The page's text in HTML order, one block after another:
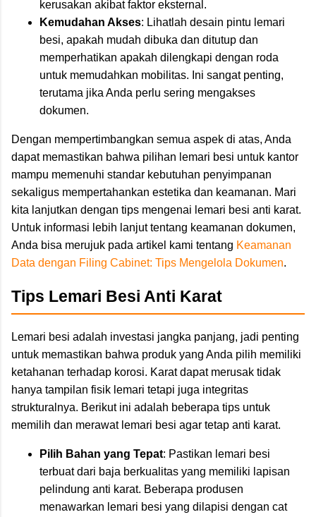
kerusakan akibat faktor eksternal.
Kemudahan Akses: Lihatlah desain pintu lemari
besi, apakah mudah dibuka dan ditutup dan
memperhatikan apakah dilengkapi dengan roda
untuk memudahkan mobilitas. Ini sangat penting,
terutama jika Anda perlu sering mengakses
dokumen.
Dengan mempertimbangkan semua aspek di atas, Anda
dapat memastikan bahwa pilihan lemari besi untuk kantor
mampu memenuhi standar kebutuhan penyimpanan
sekaligus mempertahankan estetika dan keamanan. Mari
kita lanjutkan dengan tips mengenai lemari besi anti karat.
Untuk informasi lebih lanjut tentang keamanan dokumen,
Anda bisa merujuk pada artikel kami tentang Keamanan
Data dengan Filing Cabinet: Tips Mengelola Dokumen.
Tips Lemari Besi Anti Karat
Lemari besi adalah investasi jangka panjang, jadi penting
untuk memastikan bahwa produk yang Anda pilih memiliki
ketahanan terhadap korosi. Karat dapat merusak tidak
hanya tampilan fisik lemari tetapi juga integritas
strukturalnya. Berikut ini adalah beberapa tips untuk
memilih dan merawat lemari besi agar tetap anti karat.
Pilih Bahan yang Tepat: Pastikan lemari besi
terbuat dari baja berkualitas yang memiliki lapisan
pelindung anti karat. Beberapa produsen
menawarkan lemari besi yang dilapisi dengan cat